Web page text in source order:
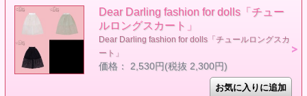
Dear Darling fashion for dolls「チュー
ルロングスカート」
Dear Darling fashion for dolls「チュールロングスカ
ート」
価格： 2,530円(税抜 2,300円)